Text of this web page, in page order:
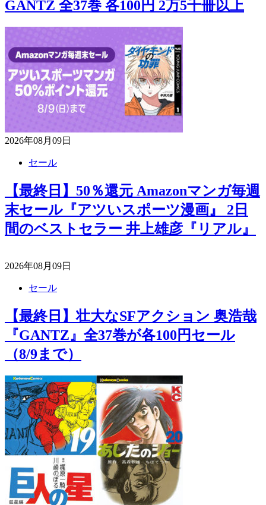
GANTZ 全37巻 各100円 2万5千冊以上
2026年08月09日
セール
【最終日】50％還元 Amazonマンガ毎週
末セール『アツいスポーツ漫画』 2日
間のベストセラー 井上雄彦『リアル』
2026年08月09日
セール
【最終日】壮大なSFアクション 奥浩哉
『GANTZ』全37巻が各100円セール
（8/9まで）